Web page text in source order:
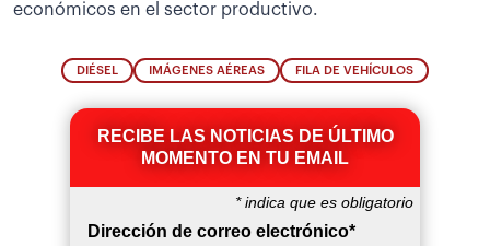
económicos en el sector productivo.
DIÉSEL IMÁGENES AÉREAS FILA DE VEHÍCULOS
RECIBE LAS NOTICIAS DE ÚLTIMO
MOMENTO EN TU EMAIL
*indica que es obligatorio
Dirección de correo electrónico*